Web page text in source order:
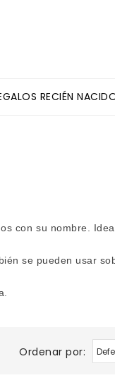
RECIÉN
con su nombre
se pueden usar
Ordenar por: